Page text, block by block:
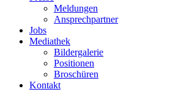
Meldungen
Ansprechpartner
Jobs
Mediathek
Bildergalerie
Positionen
Broschüren
Kontakt